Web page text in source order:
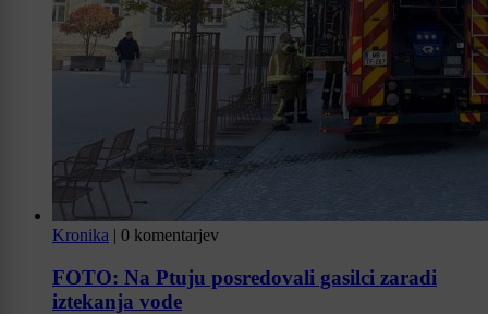
Kronika | 0 komentarjev
FOTO: Na Ptuju posredovali gasilci zaradi
iztekanja vode